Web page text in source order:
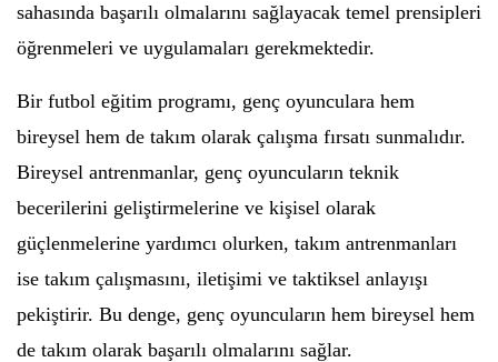
sahasında başarılı olmalarını sağlayacak temel prensipleri
öğrenmeleri ve uygulamaları gerekmektedir.
Bir futbol eğitim programı, genç oyunculara hem
bireysel hem de takım olarak çalışma fırsatı sunmalıdır.
Bireysel antrenmanlar, genç oyuncuların teknik
becerilerini geliştirmelerine ve kişisel olarak
güçlenmelerine yardımcı olurken, takım antrenmanları
ise takım çalışmasını, iletişimi ve taktiksel anlayışı
pekiştirir. Bu denge, genç oyuncuların hem bireysel hem
de takım olarak başarılı olmalarını sağlar.